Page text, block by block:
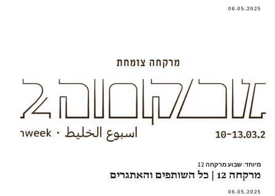
06.05.2025
מיוחד: שבוע מרקחה 12
מרקחה 12 | כל השותפים והאתגרים
06.05.2025